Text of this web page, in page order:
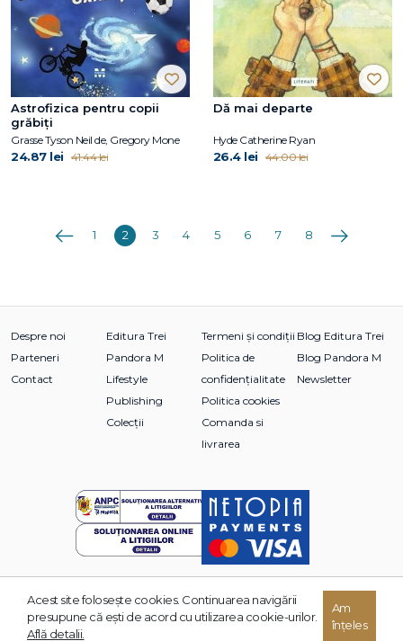
Astrofizica pentru copii
grăbiți
Grasse Tyson Neil de, Gregory Mone
24.87 lei 41.44 lei
Dă mai departe
Hyde Catherine Ryan
26.4 lei 44.00 lei
Anterioara
1 2 3 4 5 6 7 8 Următoarea
Despre noi
Parteneri
Contact
Editura Trei
Pandora M
Lifestyle
Publishing
Colecții
Termeni și condiții
Politica de
confidențialitate
Politica cookies
Comanda si
livrarea
Blog Editura Trei
Blog Pandora M
Newsletter
© 2026 Grupul Editorial TREI. Toate drepturile rezervate.
Acest site foloseşte cookies. Continuarea navigării
presupune că eşti de acord cu utilizarea cookie-urilor.
Află detalii.
Am
înțeles